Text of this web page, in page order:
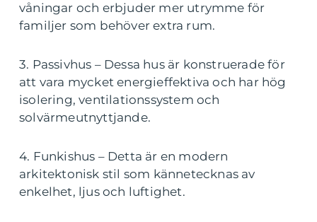
våningar och erbjuder mer utrymme för
familjer som behöver extra rum.
3. Passivhus – Dessa hus är konstruerade för
att vara mycket energieffektiva och har hög
isolering, ventilationssystem och
solvärmeutnyttjande.
4. Funkishus – Detta är en modern
arkitektonisk stil som kännetecknas av
enkelhet, ljus och luftighet.